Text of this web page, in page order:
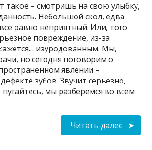
такое – смотришь на свою улыбку,
Небольшой скол, едва
равно неприятный. Или, того
повреждение, из-за
изуродованным. Мы,
но сегодня поговорим о
явлении –
зубов. Звучит серьезно,
мы разберемся во всем
Читать далее